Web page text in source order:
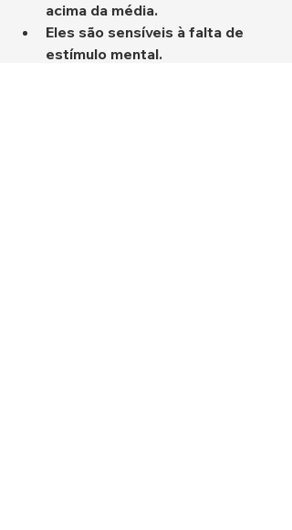
acima da média.
Eles são sensíveis à falta de
estímulo mental.